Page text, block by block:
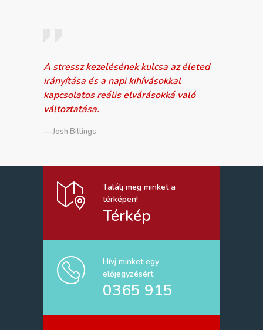
A stressz kezelésének kulcsa az életed
irányítása és a napi kihívásokkal
kapcsolatos reális elvárásokká való
változtatása.
— Josh Billings
Találj meg minket a
térképen!
Térkép
Hívj minket egy
előjegyzésért
0365 915